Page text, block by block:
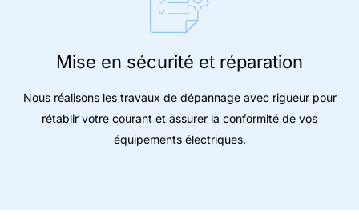
Mise en sécurité et réparation
Nous réalisons les travaux de dépannage avec rigueur pour
rétablir votre courant et assurer la conformité de vos
équipements électriques.